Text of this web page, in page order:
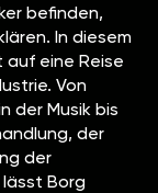
befinden,
In diesem
auf eine Reise
Von
der Musik bis
der
der
Borg